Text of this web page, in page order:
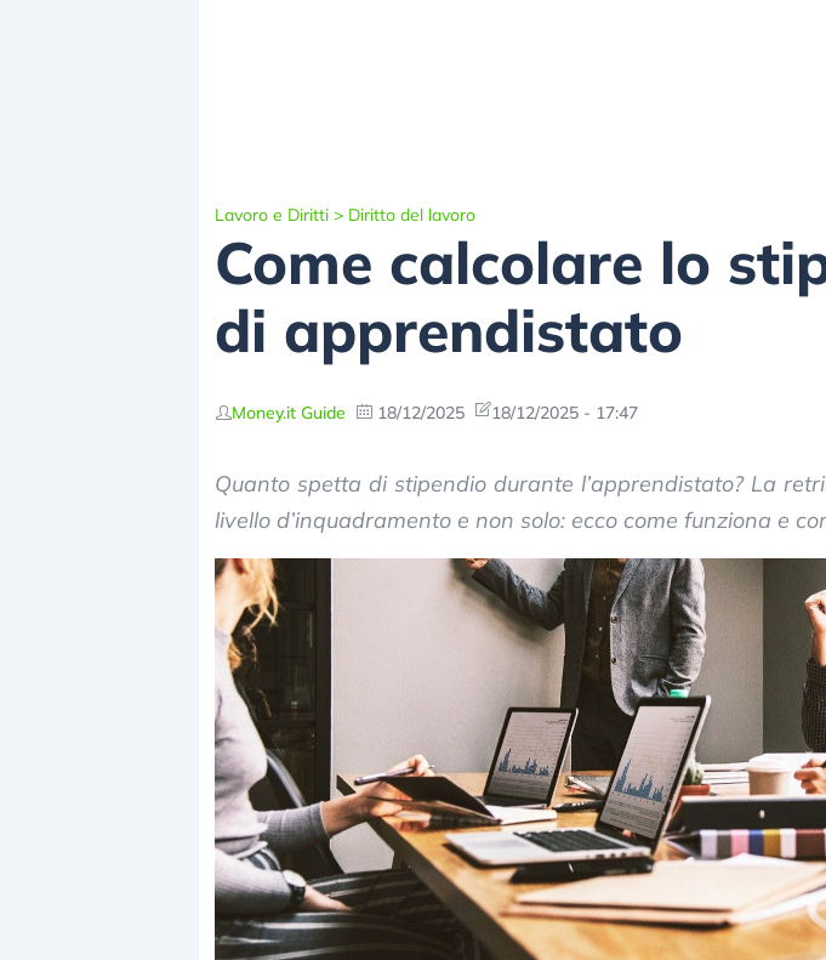
Lavoro e Diritti > Diritto del lavoro
Come calcolare lo
di apprendistato
Money.it Guide 18/12/2025 18/12/2025 - 17:47
Quanto spetta di stipendio durante l’apprendistato? La
livello d’inquadramento e non solo: ecco come funziona e